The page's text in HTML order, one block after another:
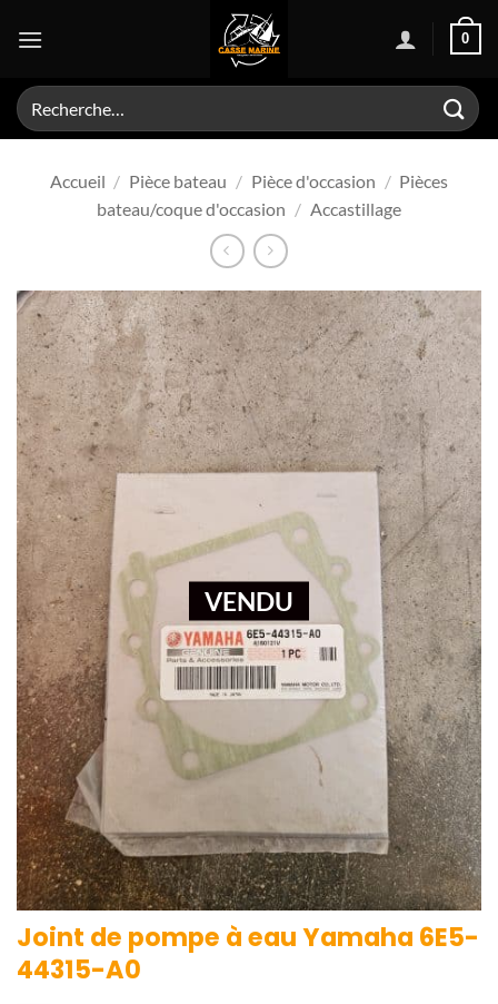
0
Recherche
pour :
Accueil / Pièce bateau / Pièce d'occasion / Pièces
bateau/coque d'occasion / Accastillage
VENDU
Joint de pompe à eau Yamaha 6E5-
44315-A0